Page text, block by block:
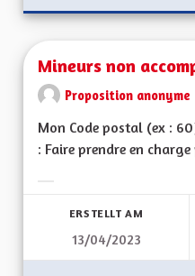
Mineurs non
Proposition anonyme
Mon Code postal (ex :
: Faire prendre en
ERSTELLT AM
13/04/2023